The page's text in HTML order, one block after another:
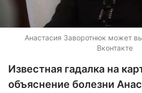
Анастасия Заворотнюк может
Вконтакте
Известная гадалка на
объяснение болезни